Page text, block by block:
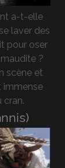
a-t-elle
laver des
pour oser
?
scène et
immense
cran.